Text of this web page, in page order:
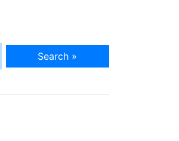
Search »